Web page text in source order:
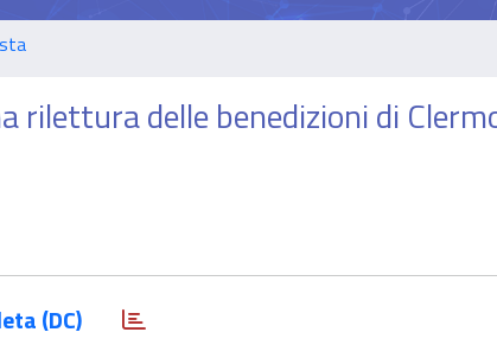
rilettura delle benedizioni di
(DC)